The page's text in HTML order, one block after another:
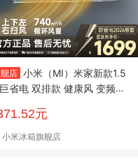
店 小米（MI）米家新款1.5
省电 双排款 健康风 变频冷
室客厅家用空调挂机 大1匹
级能效 巨省电26款
元
小米冰箱旗舰店